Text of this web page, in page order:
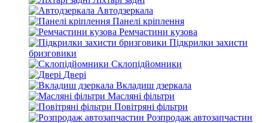
Автодзеркала
Панелі кріплення
Ремчастини кузова
Підкрилки захисти
бризговики
Склопідйомники
Двері
Вкладиш дзеркала
Масляні фільтри
Повітряні фільтри
Розпродаж автозапчастин